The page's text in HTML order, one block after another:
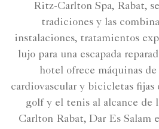
Ritz-Carlton Spa, Rabat,
tradiciones y las
instalaciones, tratamientos
lujo para una escapada
hotel ofrece máquinas
cardiovascular y bicicletas fijas
golf y el tenis al alcance de
Carlton Rabat, Dar Es Salam